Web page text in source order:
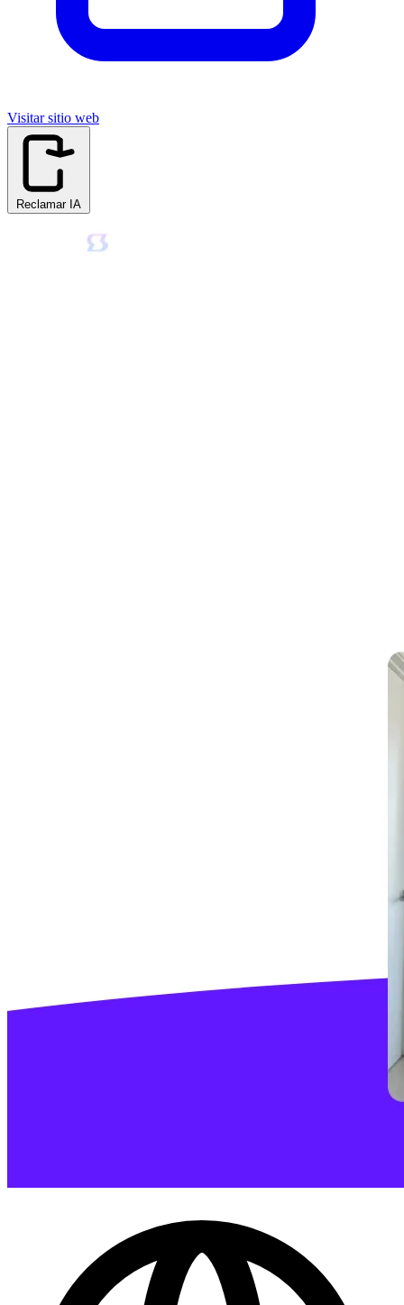
Visitar sitio web
Reclamar IA